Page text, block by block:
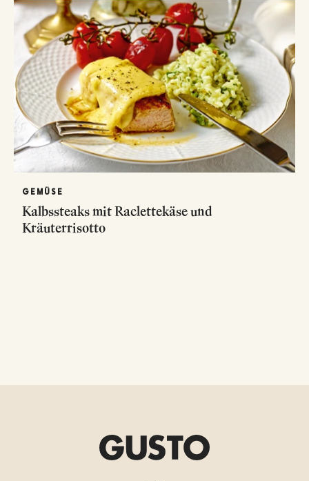
GEMÜSE
Kalbssteaks mit Raclettekäse und
Kräuterrisotto